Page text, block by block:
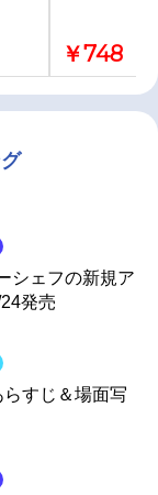
￥748
シェフの新規ア
発売
らすじ＆場面写